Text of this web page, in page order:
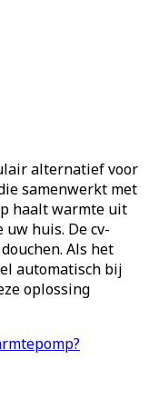
alternatief voor
samenwerkt met
haalt warmte uit
huis. De cv-
Als het
automatisch bij
oplossing